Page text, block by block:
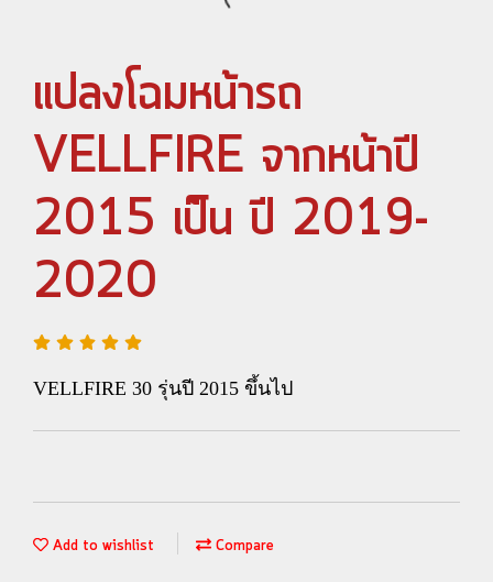
แปลงโฉมหน้ารถ
VELLFIRE จากหน้าปี
2015 เป็น ปี 2019-
2020
VELLFIRE 30 รุ่นปี 2015 ขึ้นไป
Add to wishlist Compare